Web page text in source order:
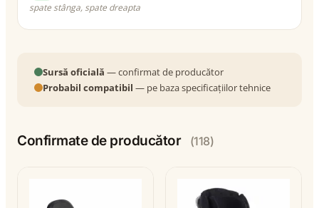
spate stânga, spate dreapta
Sursă oficială — confirmat de producător
Probabil compatibil — pe baza specificațiilor tehnice
Confirmate de producător (118)